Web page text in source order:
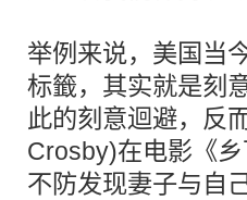
举例来说，美国当
标籤，其实就是刻
此的刻意迴避，反
Crosby)在电影《
不防发现妻子与自